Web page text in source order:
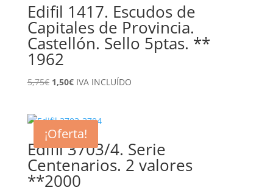
Edifil 1417. Escudos de
Capitales de Provincia.
Castellón. Sello 5ptas. **
1962
5,75€ El
era:
5,75€.
1,50€El
es:
1,50€.
IVA INCLUÍDO
¡Oferta!
Edifil 3703/4. Serie
Centenarios. 2 valores
**2000